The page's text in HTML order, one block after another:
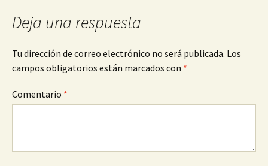
Deja una respuesta
Tu dirección de correo electrónico no será publicada. Los
campos obligatorios están marcados con *
Comentario *